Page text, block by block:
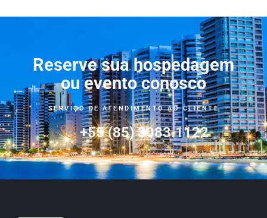
Reserve sua hospedagem
ou evento conosco
SERVIÇO DE ATENDIMENTO AO CLIENTE
+55 (85) 3083.1122